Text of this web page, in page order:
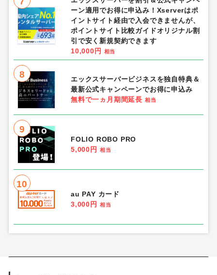
ーン適用でお得に申込み！Xserverはポ
イントサイト経由で入会できませんが、
ポイントサイト比較ガイドオリジナル割
引で安く新規契約できます
10,000円
相当
8
エックスサーバービジネスを独自特典＆
最新公式キャンペーンでお得に申込み
無料で一ヵ月期間延長 相当
9
FOLIO ROBO PRO
5,000円
相当
10
au PAY カード
3,000円
相当